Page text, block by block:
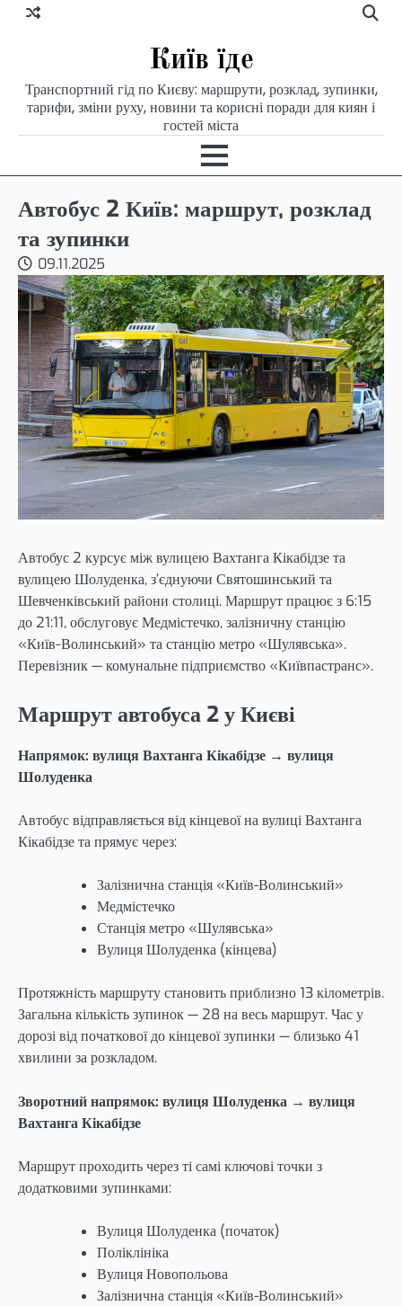
Київ їде
Транспортний гід по Києву: маршрути, розклад, зупинки,
тарифи, зміни руху, новини та корисні поради для киян і
гостей міста
Автобус 2 Київ: маршрут, розклад
та зупинки
09.11.2025
Автобус 2 курсує між вулицею Вахтанга Кікабідзе та
вулицею Шолуденка, з’єднуючи Святошинський та
Шевченківський райони столиці. Маршрут працює з 6:15
до 21:11, обслуговує Медмістечко, залізничну станцію
«Київ-Волинський» та станцію метро «Шулявська».
Перевізник — комунальне підприємство «Київпастранс».
Маршрут автобуса 2 у Києві
Напрямок: вулиця Вахтанга Кікабідзе → вулиця
Шолуденка
Автобус відправляється від кінцевої на вулиці Вахтанга
Кікабідзе та прямує через:
Залізнична станція «Київ-Волинський»
Медмістечко
Станція метро «Шулявська»
Вулиця Шолуденка (кінцева)
Протяжність маршруту становить приблизно 13 кілометрів.
Загальна кількість зупинок — 28 на весь маршрут. Час у
дорозі від початкової до кінцевої зупинки — близько 41
хвилини за розкладом.
Зворотний напрямок: вулиця Шолуденка → вулиця
Вахтанга Кікабідзе
Маршрут проходить через ті самі ключові точки з
додатковими зупинками:
Вулиця Шолуденка (початок)
Поліклініка
Вулиця Новопольова
Залізнична станція «Київ-Волинський»